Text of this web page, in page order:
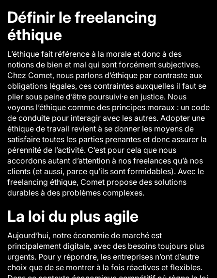
Définir le freelancing
éthique
L’éthique fait référence à la morale et donc à des
notions de bien et mal qui sont forcément subjectives.
Chez Comet, nous parlons d’éthique par contraste aux
obligations légales, ces contraintes auxquelles il faut se
plier sous peine d’être poursuivi·e en justice. Nous
voyons l’éthique comme des principes moraux : un code
de conduite pour interagir avec les autres. Adopter une
éthique de travail revient à se donner les moyens de
satisfaire toutes les parties prenantes et donc assurer la
pérennité de l’activité. C’est pour cela que nous
accordons autant d’attention à nos freelances qu’à nos
clients (et aussi, parce qu’ils sont formidables). Avec le
freelancing éthique, Comet propose des solutions
durables à des problèmes complexes.
La loi du plus agile
Aujourd’hui, notre économie de marché est
principalement digitale, avec des besoins toujours plus
urgents. Pour y répondre, les entreprises n’ont d’autre
choix que de se montrer à la fois réactives et flexibles.